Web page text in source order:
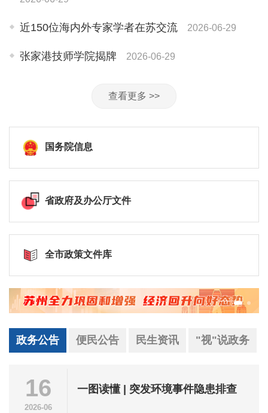
近150位海内外专家学者在苏交流 2026-06-29
张家港技师学院揭牌 2026-06-29
查看更多 >>
国务院信息
省政府及办公厅文件
全市政策文件库
政务公告 便民公告 民生资讯 "视"说政务
16
2026-06
一图读懂 | 突发环境事件隐患排查